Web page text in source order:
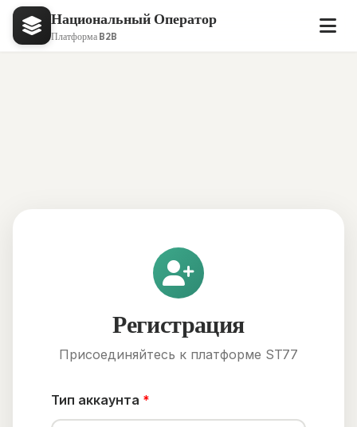
Национальный Оператор
Платформа B2B
Регистрация
Присоединяйтесь к платформе ST77
Тип аккаунта *